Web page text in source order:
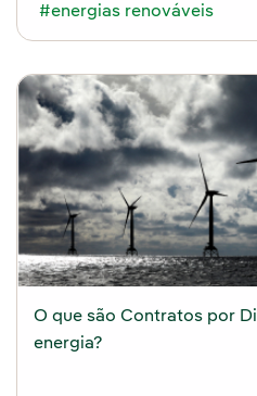
#energias renováveis
O que são Contratos por
energia?